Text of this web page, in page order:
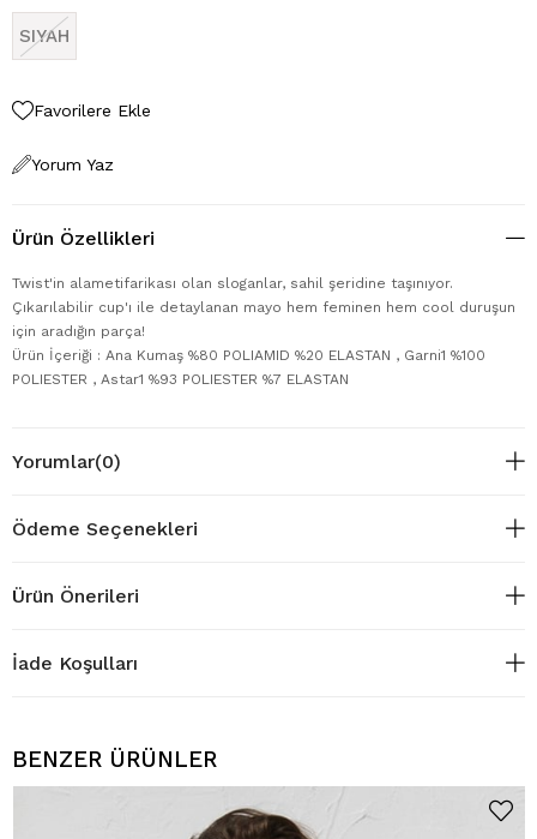
SIYAH
Favorilere Ekle
Yorum Yaz
Ürün Özellikleri
Twist'in alametifarikası olan sloganlar, sahil şeridine taşınıyor.
Çıkarılabilir cup'ı ile detaylanan mayo hem feminen hem cool duruşun
için aradığın parça!
Ürün İçeriği : Ana Kumaş %80 POLIAMID %20 ELASTAN , Garni1 %100
POLIESTER , Astar1 %93 POLIESTER %7 ELASTAN
Yorumlar(0)
Ödeme Seçenekleri
Ürün Önerileri
İade Koşulları
BENZER ÜRÜNLER